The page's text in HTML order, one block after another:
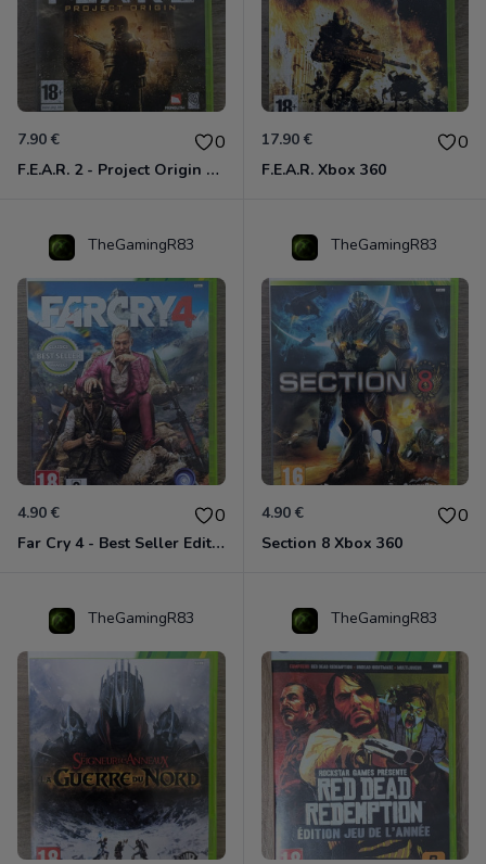
7.90 € 0
F.E.A.R. 2 - Project Origin Xbox 360
17.90 € 0
F.E.A.R. Xbox 360
TheGamingR83
4.90 € 0
Far Cry 4 - Best Seller Edition Xbox 360
TheGamingR83
4.90 € 0
Section 8 Xbox 360
TheGamingR83 TheGamingR83